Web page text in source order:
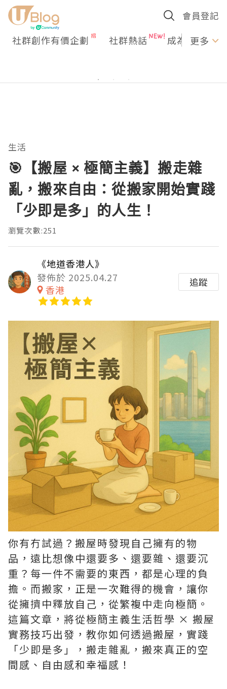
會員登記
社群創作有價企劃 社群熱話 成為U更多
生活
🎯【搬屋 × 極簡主義】搬走雜
亂，搬來自由：從搬家開始實踐
「少即是多」的人生！
瀏覽次數:251
《地道香港人》
發佈於 2025.04.27
香港
追蹤
你有冇試過？搬屋時發現自己擁有的物
品，遠比想像中還要多、還要雜、還要沉
重？每一件不需要的東西，都是心理的負
擔。而搬家，正是一次難得的機會，讓你
從擁擠中釋放自己，從繁複中走向極簡。
這篇文章，將從極簡主義生活哲學 × 搬屋
實務技巧出發，教你如何透過搬屋，實踐
「少即是多」，搬走雜亂，搬來真正的空
間感、自由感和幸福感！